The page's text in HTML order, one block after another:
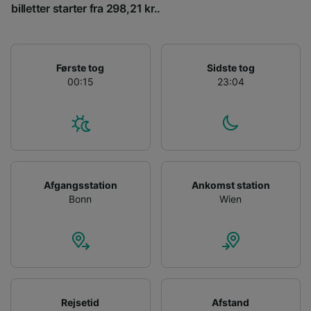
billetter starter fra 298,21 kr..
Første tog
00:15
Sidste tog
23:04
Afgangsstation
Bonn
Ankomst station
Wien
Rejsetid
Afstand